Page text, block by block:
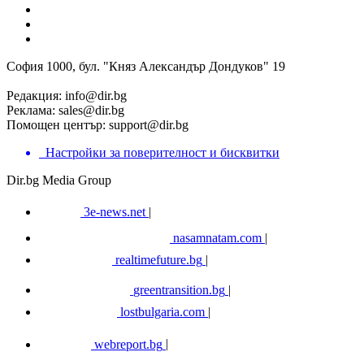
София 1000, бул. "Княз Александър Дондуков" 19
Редакция: info@dir.bg
Реклама: sales@dir.bg
Помощен център: support@dir.bg
Настройки за поверителност и бисквитки
Dir.bg Media Group
3e-news.net |
nasamnatam.com |
realtimefuture.bg |
greentransition.bg |
lostbulgaria.com |
webreport.bg